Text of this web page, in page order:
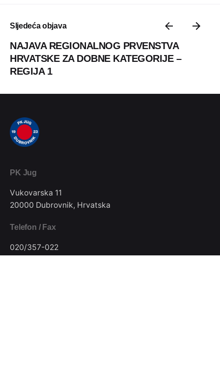
Sljedeća objava
NAJAVA REGIONALNOG PRVENSTVA
HRVATSKE ZA DOBNE KATEGORIJE –
REGIJA 1
PK Jug
Vukovarska 11
20000 Dubrovnik, Hrvatska
Telefon / Fax
020/357-022